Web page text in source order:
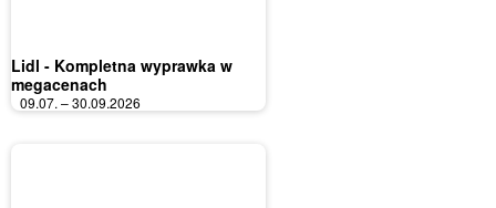
Lidl - Kompletna wyprawka w
megacenach
09.07. – 30.09.2026